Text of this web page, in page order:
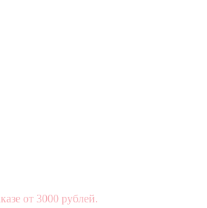
от 3000 рублей.